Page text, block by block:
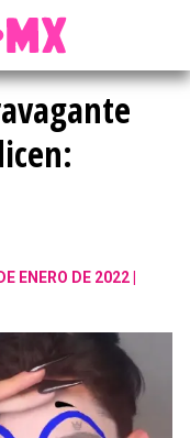
ENERO DE 2022 |